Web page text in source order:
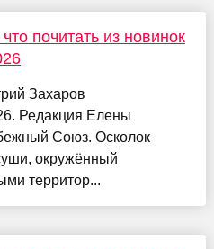
почитать из новинок
Захаров
Редакция Елены
Союз. Осколок
окружённый
территор...